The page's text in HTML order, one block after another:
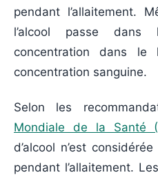
pendant l’allaitement.
l’alcool passe
concentration dans
concentration sanguine.
Selon les
Mondiale de la Santé
d’alcool n’est
pendant l’allaitement.